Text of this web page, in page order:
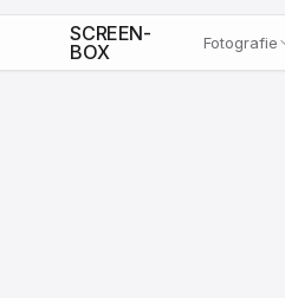
SCREEN-
BOX
Fotografie